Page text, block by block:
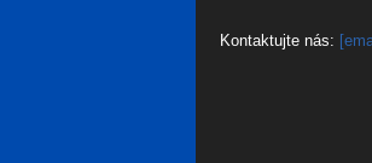
Kontaktujte nás: